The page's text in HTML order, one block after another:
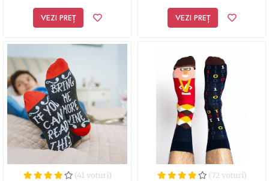
VEZI PREȚ VEZI PREȚ
(41 voturi) (72 voturi)